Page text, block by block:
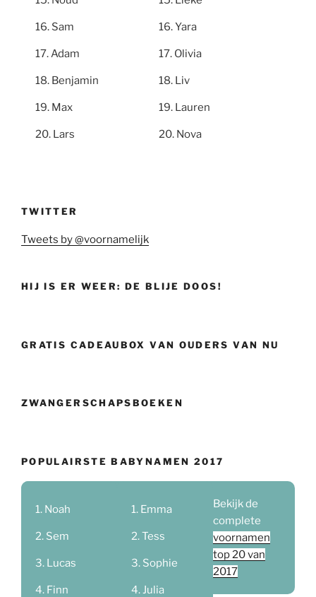
Sam
Adam
Benjamin
Max
Lars
Yara
Olivia
Liv
Lauren
Nova
TWITTER
Tweets by @voornamelijk
HIJ IS ER WEER: DE BLIJE DOOS!
GRATIS CADEAUBOX VAN OUDERS VAN NU
ZWANGERSCHAPSBOEKEN
POPULAIRSTE BABYNAMEN 2017
Noah
Sem
Lucas
Finn
Emma
Tess
Sophie
Julia
Bekijk de
complete
voornamen
top 20 van
2017